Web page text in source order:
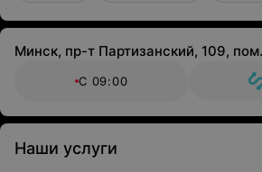
Минск, пр-т Партизанский, 109,
С 09:00
Наши услуги